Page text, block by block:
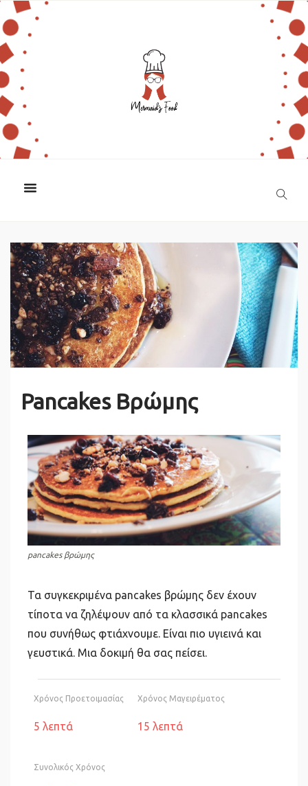
Pancakes Βρώμης
pancakes βρώμης
Τα συγκεκριμένα pancakes βρώμης δεν έχουν
τίποτα να ζηλέψουν από τα κλασσικά pancakes
που συνήθως φτιάχνουμε. Είναι πιο υγιεινά και
γευστικά. Μια δοκιμή θα σας πείσει.
Χρόνος Προετοιμασίας
5 λεπτά
Χρόνος Μαγειρέματος
15 λεπτά
Συνολικός Χρόνος